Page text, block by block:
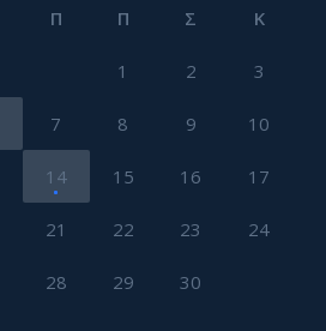
Π Π Σ Κ
1 2 3
7 8 9 10
14 15 16 17
21 22 23 24
28 29 30